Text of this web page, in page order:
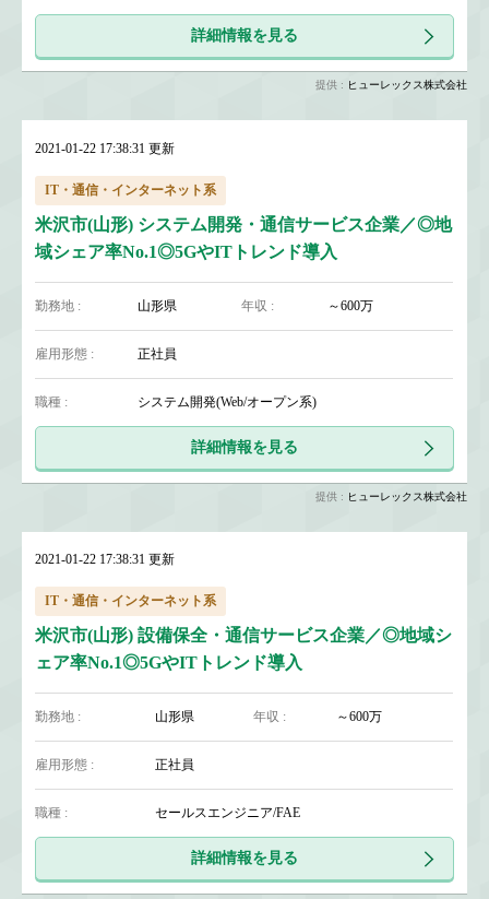
詳細情報を見る
提供 : ヒューレックス株式会社
2021-01-22 17:38:31 更新
IT・通信・インターネット系
米沢市(山形) システム開発・通信サービス企業／◎地
域シェア率No.1◎5GやITトレンド導入
勤務地 : 山形県 年収 : ～600万
雇用形態 : 正社員
職種 : システム開発(Web/オープン系)
詳細情報を見る
提供 : ヒューレックス株式会社
2021-01-22 17:38:31 更新
IT・通信・インターネット系
米沢市(山形) 設備保全・通信サービス企業／◎地域シ
ェア率No.1◎5GやITトレンド導入
勤務地 : 山形県 年収 : ～600万
雇用形態 : 正社員
職種 : セールスエンジニア/FAE
詳細情報を見る